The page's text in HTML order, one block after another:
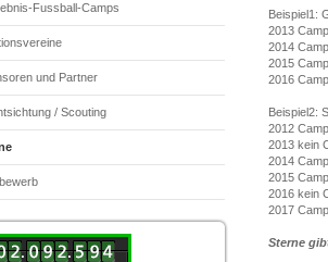
Fussball-Camps
und Partner
/ Scouting
Beispiel1:
2013
2014
2015
2016
Beispiel2:
2012
2013 kein
2014
2015
2016 kein
2017
Sterne